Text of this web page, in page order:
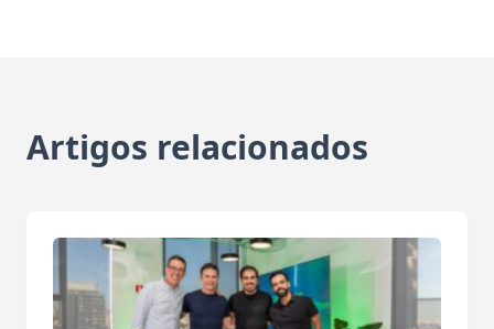
Artigos relacionados